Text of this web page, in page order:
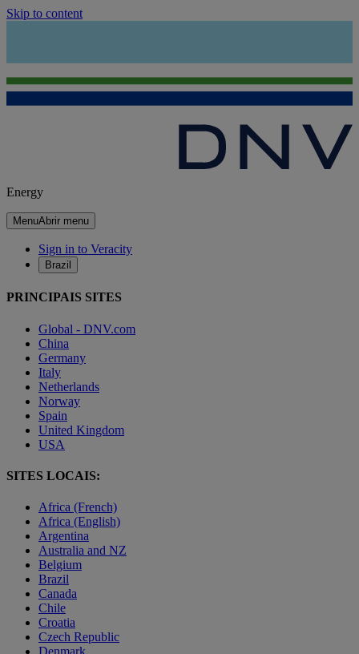
Skip to content
Energy
MenuAbrir menu
Sign in to Veracity
Brazil
PRINCIPAIS SITES
Global - DNV.com
China
Germany
Italy
Netherlands
Norway
Spain
United Kingdom
USA
SITES LOCAIS:
Africa (French)
Africa (English)
Argentina
Australia and NZ
Belgium
Brazil
Canada
Chile
Croatia
Czech Republic